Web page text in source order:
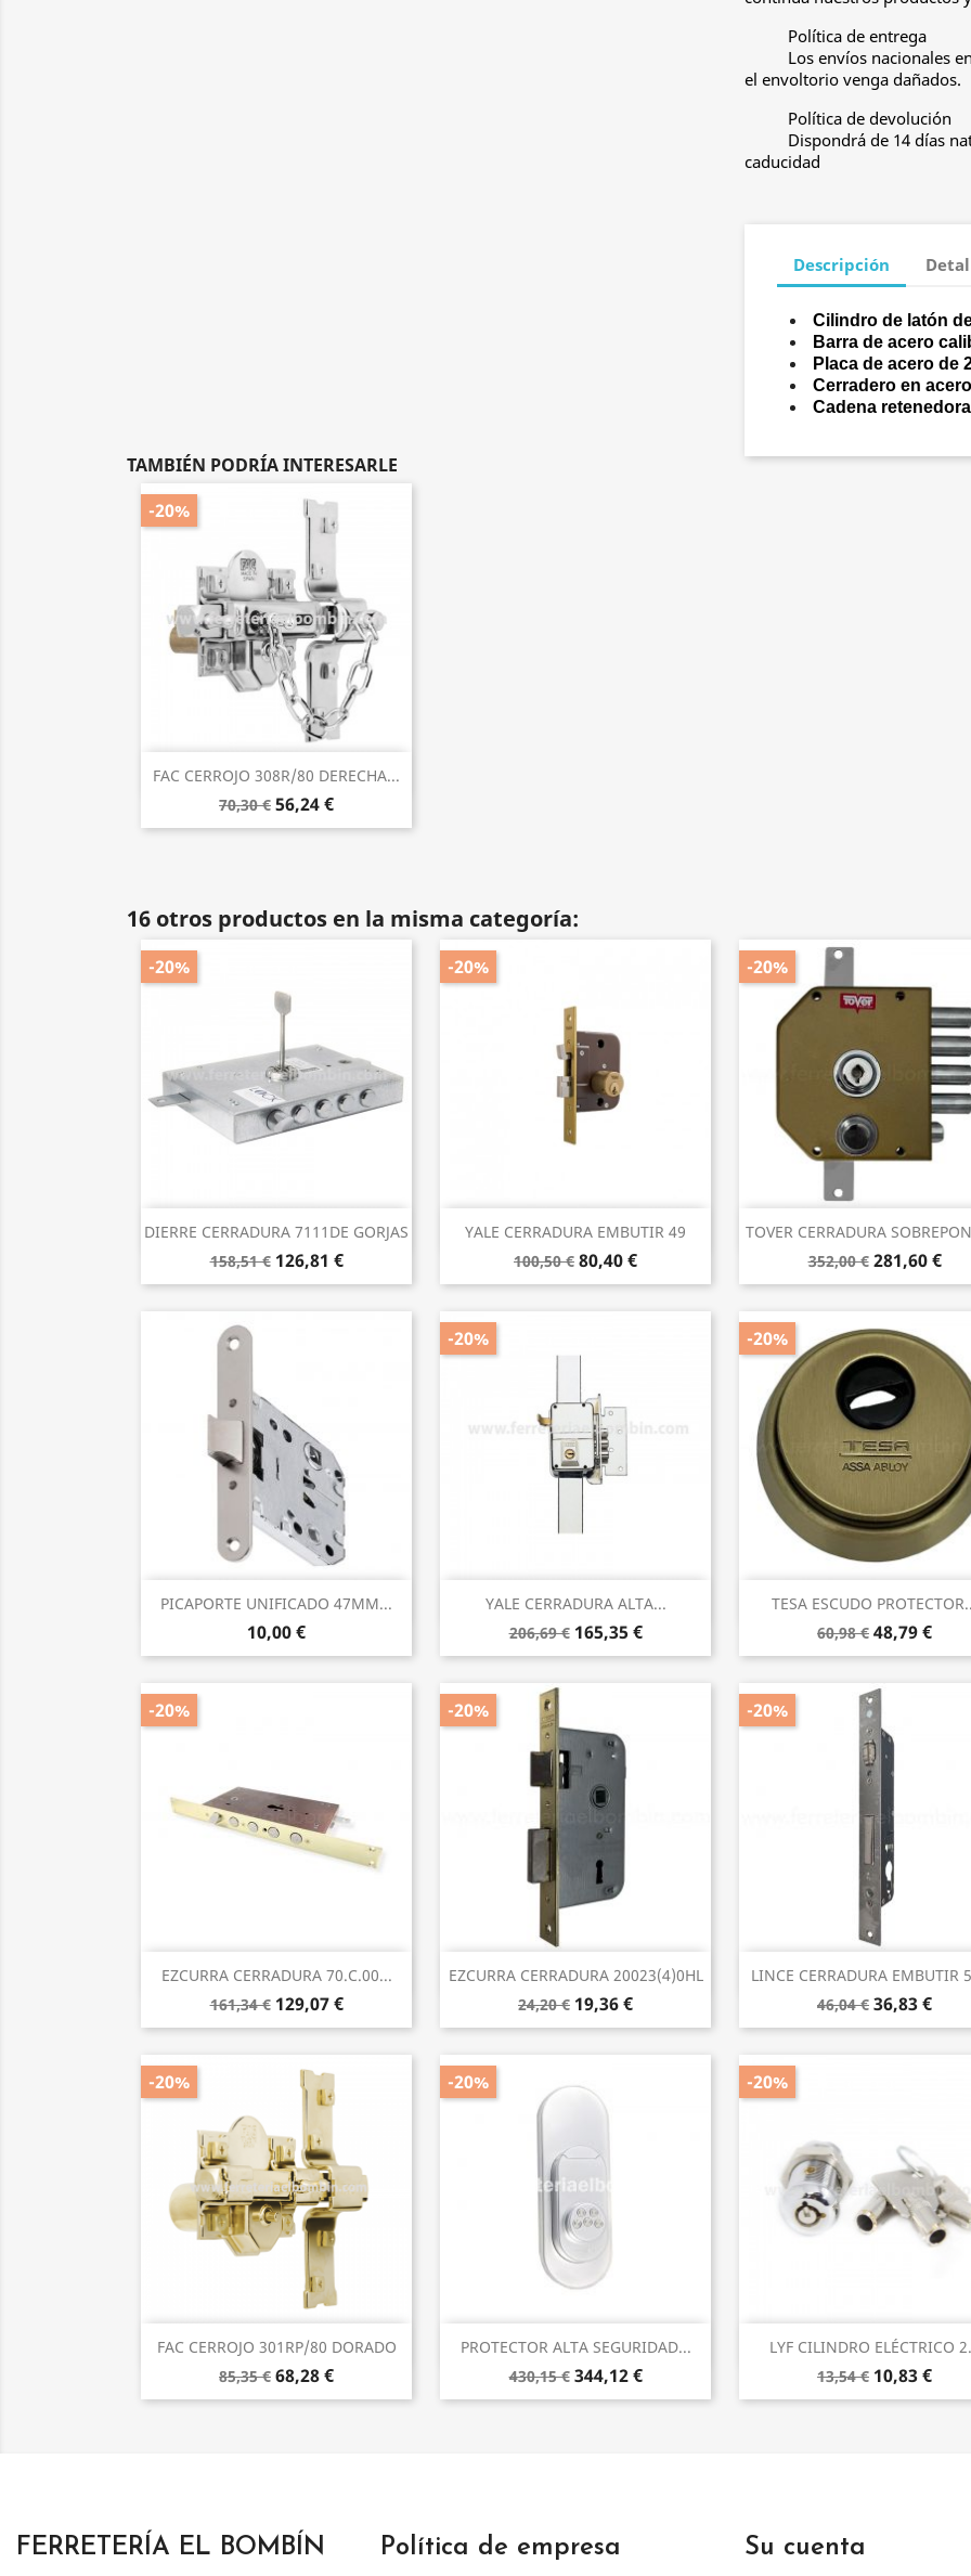
Política de entrega
Los envíos nacionales
el envoltorio venga dañados.
Política de devolución
Dispondrá de 14 días
caducidad
Descripción
Cilindro de latón
Barra de acero
Placa de acero de
Cerradero en
Cadena
TAMBIÉN PODRÍA INTERESARLE
FAC CERROJO 308R/80 DERECHA...
70,30 € 56,24 €
-20%
Vista rápida
16 otros productos en la misma categoría:
DIERRE CERRADURA 7111DE GORJAS
158,51 € 126,81 €
-20%
Vista rápida
YALE CERRADURA EMBUTIR 49
100,50 € 80,40 €
-20%
Vista rápida
TOVER CERRADURA
352,00 € 281,60 €
-20%
Vista rápida
PICAPORTE UNIFICADO 47MM...
10,00 €
Vista rápida
YALE CERRADURA ALTA...
206,69 € 165,35 €
-20%
Vista rápida
TESA ESCUDO
60,98 € 48,79 €
-20%
Vista rápida
EZCURRA CERRADURA 70.C.00...
161,34 € 129,07 €
-20%
Vista rápida
EZCURRA CERRADURA 20023(4)0HL
24,20 € 19,36 €
-20%
Vista rápida
LINCE CERRADURA EMBUTIR
46,04 € 36,83 €
-20%
Vista rápida
FAC CERROJO 301RP/80 DORADO
85,35 € 68,28 €
-20%
Vista rápida
PROTECTOR ALTA SEGURIDAD...
430,15 € 344,12 €
-20%
Vista rápida
LYF CILINDRO ELÉCTRICO
13,54 € 10,83 €
-20%
Vista rápida
FERRETERÍA EL BOMBÍN Política de empresa Su cuenta